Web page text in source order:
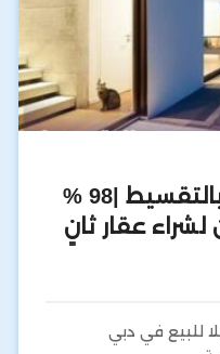
فيلا للبيع في دبي بالتقسيط |98 %
عقار ثانٍ
للبيع في دبي